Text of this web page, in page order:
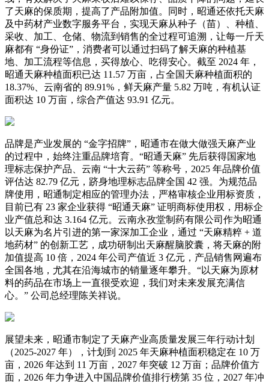
了天麻的保质期，提高了产品附加值。同时，昭通还依托天麻
及中药材产业数字服务平台，实现天麻从种子（苗）、种植、
采收、加工、仓储、物流到销售的全过程可追溯，让每一斤天
麻都有 “身份证”，消费者可以通过扫码了解天麻的种植基
地、加工流程等信息，买得放心、吃得安心。截至 2024 年，
昭通天麻种植面积已达 11.57 万亩，占全国天麻种植面积的
18.37%、云南省的 89.91%，鲜天麻产量 5.82 万吨，有机认证
面积达 10 万亩，综合产值达 93.91 亿元。
品牌是产业发展的 “金字招牌”，昭通市在做大做强天麻产业
的过程中，始终注重品牌培育。“昭通天麻” 先后获得国家地
理标志保护产品、云南 “十大云药” 等称号，2025 年品牌价值
评估达 82.79 亿元，跻身地理标志品牌全国 42 强。为规范品
牌使用，昭通制定相应的管理办法，严格审核企业用标资质，
目前已有 23 家企业获得 “昭通天麻” 证明商标使用权，用标企
业产值总和达 3.164 亿元。云南永孜堂制药有限公司作为昭通
以天麻为名片引进的第一家深加工企业，通过 “天麻精粹 + 道
地药材” 的创新工艺，成功研制出天麻醒脑胶囊，将天麻的附
加值提高 10 倍，2024 年公司产值近 3 亿元，产品销售网遍布
全国各地，尤其在沿海城市的销量逐年攀升。“以天麻为原材
料的药品在市场上一直很受欢迎，我们对未来发展充满信
心。” 公司总经理陈关祥说。
展望未来，昭通市制定了天麻产业高质量发展三年行动计划
（2025-2027 年），计划到 2025 年天麻种植面积稳定在 10 万
亩，2026 年达到 11 万亩，2027 年突破 12 万亩；品牌价值方
面，2026 年力争进入中国品牌价值排行榜第 35 位，2027 年冲